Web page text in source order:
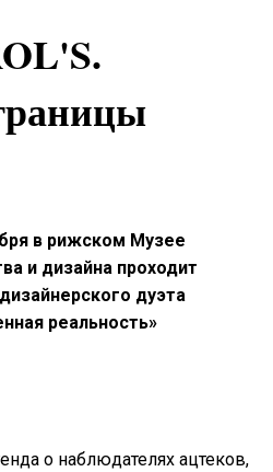
в рижском Музее
и дизайна проходит
дуэта
реальность»
о наблюдателях ацтеков,